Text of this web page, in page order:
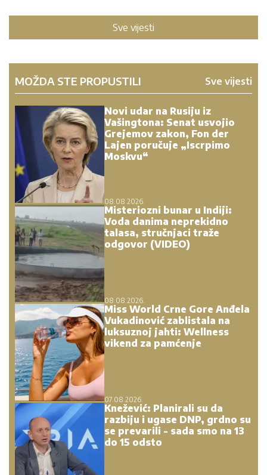
Sve vijesti
MOŽDA STE PROPUSTILI Sve vijesti
Novi udar na Rusiju iz
Vašingtona: Senat usvojio
Grejemov zakon, Fon der
Lajen poručuje „Iscrpimo
Moskvu“
08.08.2026.
Misteriozni bunar u Indiji:
Voda danima neprekidno
talasa, stručnjaci traže
odgovor (VIDEO)
08.08.2026.
Miss World Crne Gore Anđela
Vukadinović zablistala na
luksuznoj jahti: Wellness
vikend za pamćenje
07.08.2026.
Knežević: Planirali su da
razbiju i ugase DNP, grdno su
se prevarili - sada smo na 13
do 15 odsto